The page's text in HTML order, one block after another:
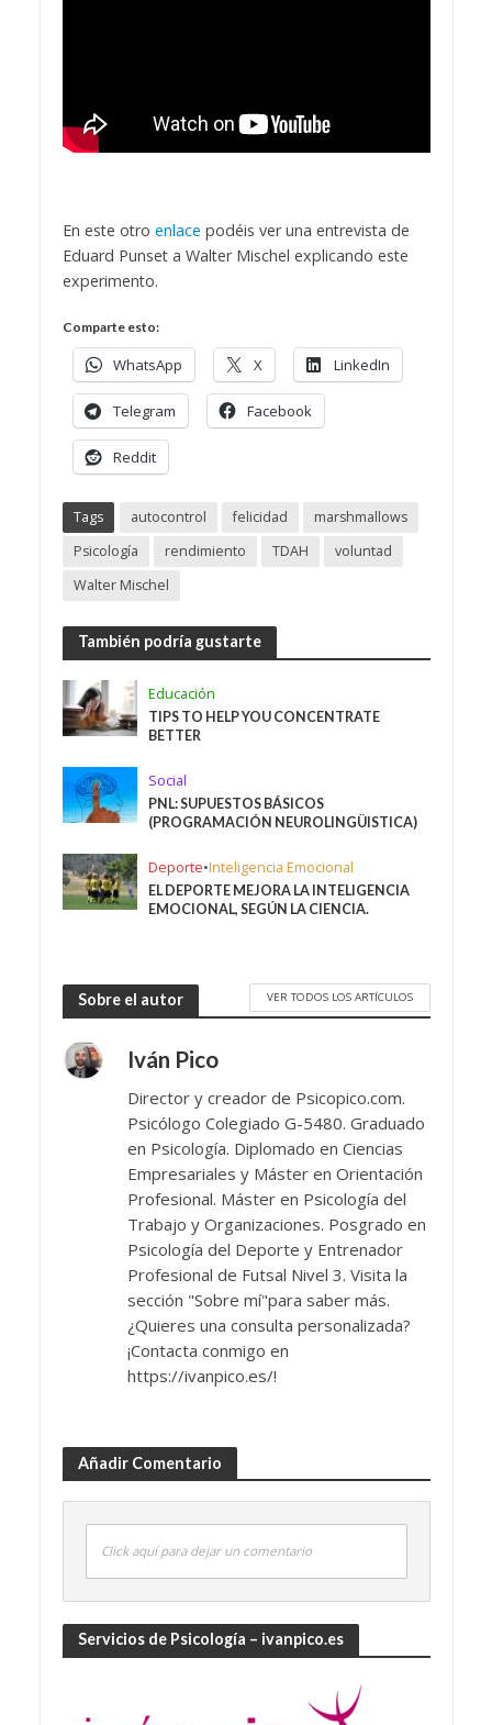
En este otro enlace podéis ver una entrevista de
Eduard Punset a Walter Mischel explicando este
experimento.
Comparte esto:
WhatsApp X LinkedIn
Telegram Facebook
Reddit
Tags autocontrol felicidad
marshmallows
Psicología
rendimiento TDAH
voluntad
Walter Mischel
También podría gustarte
Educación
TIPS TO HELP YOU CONCENTRATE
BETTER
Social
PNL: SUPUESTOS BÁSICOS
(PROGRAMACIÓN NEUROLINGÜISTICA)
Deporte•Inteligencia Emocional
EL DEPORTE MEJORA LA INTELIGENCIA
EMOCIONAL, SEGÚN LA CIENCIA.
Sobre el autor VER TODOS LOS ARTÍCULOS
Iván Pico
Director y creador de Psicopico.com.
Psicólogo Colegiado G-5480. Graduado
en Psicología. Diplomado en Ciencias
Empresariales y Máster en Orientación
Profesional. Máster en Psicología del
Trabajo y Organizaciones. Posgrado en
Psicología del Deporte y Entrenador
Profesional de Futsal Nivel 3. Visita la
sección "Sobre mí"para saber más.
¿Quieres una consulta personalizada?
¡Contacta conmigo en
https://ivanpico.es/!
Añadir Comentario
Click aquí para dejar un comentario
Servicios de Psicología – ivanpico.es